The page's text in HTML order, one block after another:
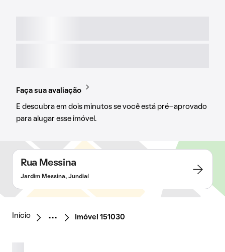
Faça sua avaliação
E descubra em dois minutos se você está pré-aprovado
para alugar esse imóvel.
Rua Messina
Jardim Messina, Jundiaí
Início Imóvel 151030